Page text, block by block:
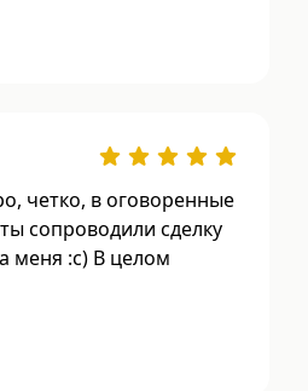
четко, в оговоренные
сопроводили сделку
меня :с) В целом